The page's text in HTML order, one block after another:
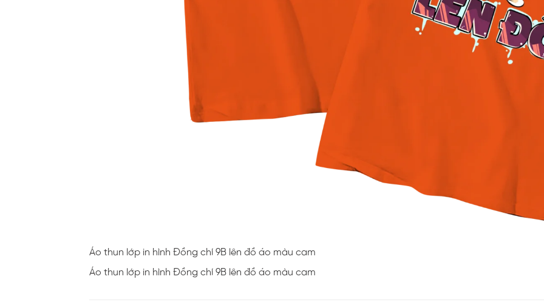
Áo thun lớp in hình Đồng chí 9B lên đồ áo màu cam
Áo thun lớp in hình Đồng chí 9B lên đồ áo màu cam